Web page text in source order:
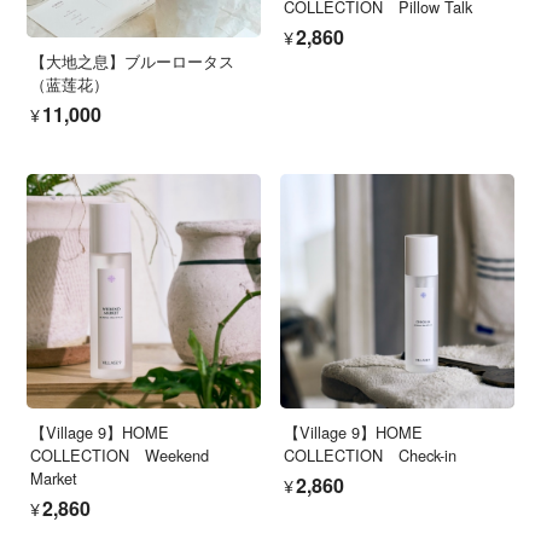
【大地之息】ブルーロータス
（蓝莲花）
¥11,000
COLLECTION Pillow Talk
¥2,860
【Village 9】HOME
COLLECTION Weekend
Market
¥2,860
【Village 9】HOME
COLLECTION Check-in
¥2,860